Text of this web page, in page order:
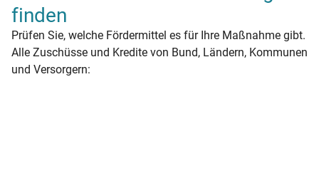
finden
Prüfen Sie, welche Fördermittel es für Ihre Maßnahme gibt.
Alle Zuschüsse und Kredite von Bund, Ländern, Kommunen
und Versorgern: